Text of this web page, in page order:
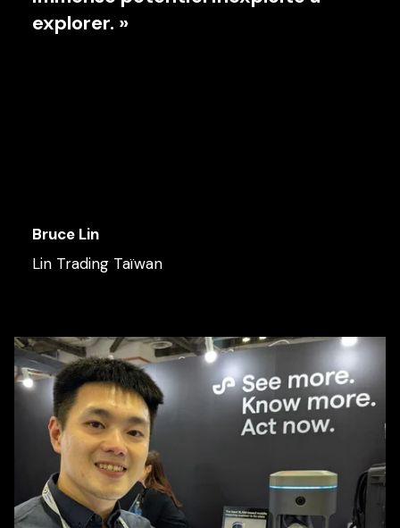
explorer. »
Bruce Lin
Lin Trading Taïwan